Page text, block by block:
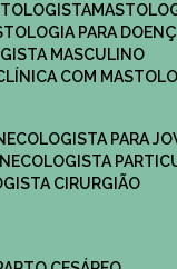
PARA
MASCULINO
CLÍNICA COM
PARA
CIRURGIÃO